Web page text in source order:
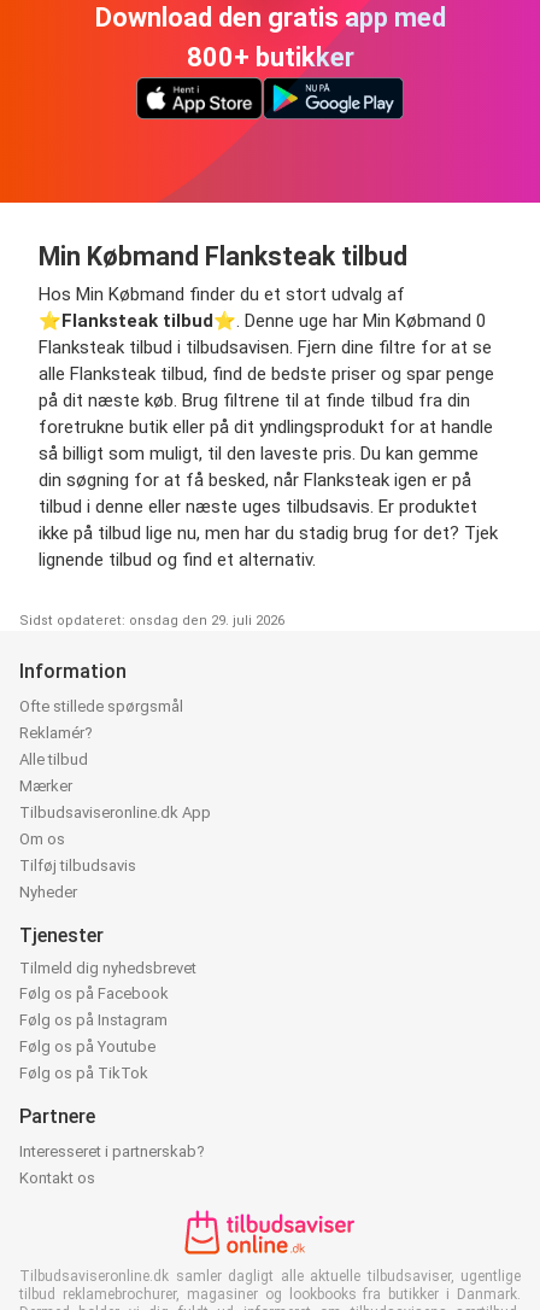
Download den gratis app med
800+ butikker
Min Købmand Flanksteak tilbud
Hos Min Købmand finder du et stort udvalg af
⭐️Flanksteak tilbud⭐️. Denne uge har Min Købmand 0
Flanksteak tilbud i tilbudsavisen. Fjern dine filtre for at se
alle Flanksteak tilbud, find de bedste priser og spar penge
på dit næste køb. Brug filtrene til at finde tilbud fra din
foretrukne butik eller på dit yndlingsprodukt for at handle
så billigt som muligt, til den laveste pris. Du kan gemme
din søgning for at få besked, når Flanksteak igen er på
tilbud i denne eller næste uges tilbudsavis. Er produktet
ikke på tilbud lige nu, men har du stadig brug for det? Tjek
lignende tilbud og find et alternativ.
Sidst opdateret: onsdag den 29. juli 2026
Information
Ofte stillede spørgsmål
Reklamér?
Alle tilbud
Mærker
Tilbudsaviseronline.dk App
Om os
Tilføj tilbudsavis
Nyheder
Tjenester
Tilmeld dig nyhedsbrevet
Følg os på Facebook
Følg os på Instagram
Følg os på Youtube
Følg os på TikTok
Partnere
Interesseret i partnerskab?
Kontakt os
Tilbudsaviseronline.dk samler dagligt alle aktuelle tilbudsaviser, ugentlige
tilbud reklamebrochurer, magasiner og lookbooks fra butikker i Danmark.